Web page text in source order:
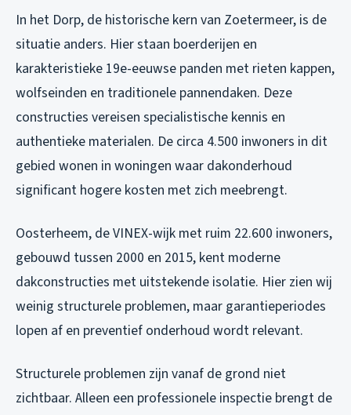
In het Dorp, de historische kern van Zoetermeer, is de
situatie anders. Hier staan boerderijen en
karakteristieke 19e-eeuwse panden met rieten kappen,
wolfseinden en traditionele pannendaken. Deze
constructies vereisen specialistische kennis en
authentieke materialen. De circa 4.500 inwoners in dit
gebied wonen in woningen waar dakonderhoud
significant hogere kosten met zich meebrengt.
Oosterheem, de VINEX-wijk met ruim 22.600 inwoners,
gebouwd tussen 2000 en 2015, kent moderne
dakconstructies met uitstekende isolatie. Hier zien wij
weinig structurele problemen, maar garantieperiodes
lopen af en preventief onderhoud wordt relevant.
Structurele problemen zijn vanaf de grond niet
zichtbaar. Alleen een professionele inspectie brengt de